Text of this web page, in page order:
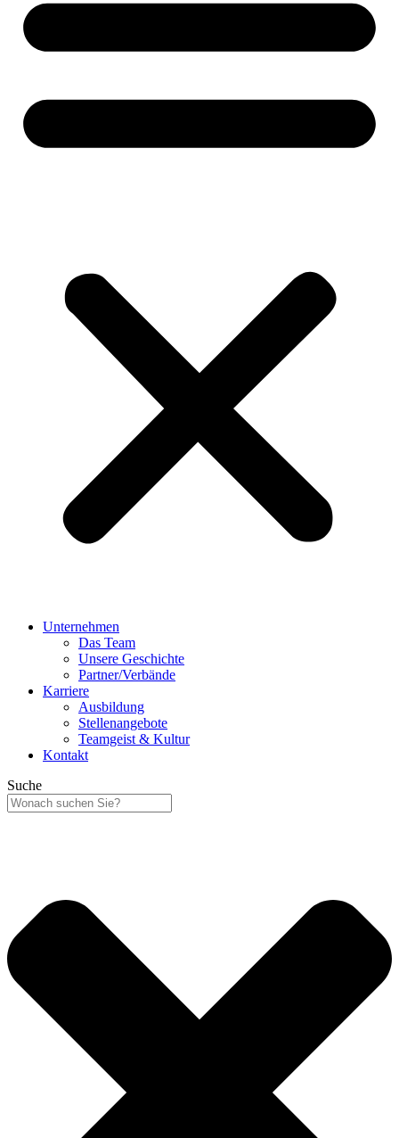
Unternehmen
Das Team
Unsere Geschichte
Partner/Verbände
Karriere
Ausbildung
Stellenangebote
Teamgeist & Kultur
Kontakt
Suche